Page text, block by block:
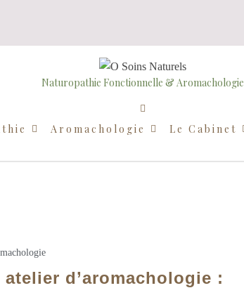
Naturopathie Fonctionnelle & Aromachologie
Aromachologie Le Cabinet
d’aromachologie :